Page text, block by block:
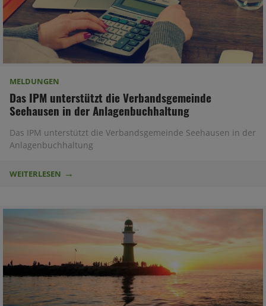
MELDUNGEN
Das IPM unterstützt die Verbandsgemeinde
Seehausen in der Anlagenbuchhaltung
Das IPM unterstützt die Verbandsgemeinde Seehausen in der
Anlagenbuchhaltung
WEITERLESEN